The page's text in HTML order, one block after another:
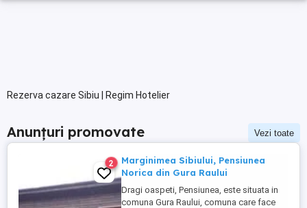
Rezerva cazare Sibiu | Regim Hotelier
Anunțuri promovate Vezi toate
2
Marginimea Sibiului, Pensiunea
Norica din Gura Raului
Dragi oaspeti, Pensiunea, este situata in
comuna Gura Raului, comuna care face